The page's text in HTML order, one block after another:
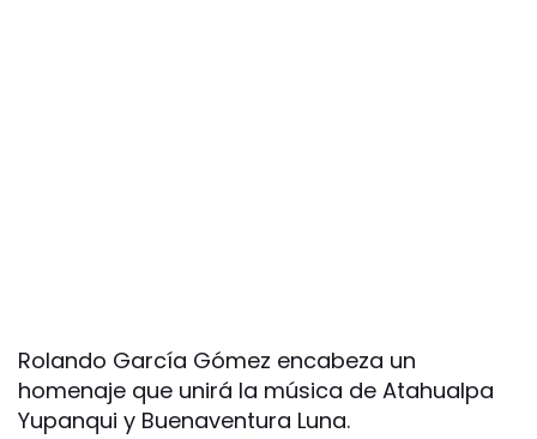
Rolando García Gómez encabeza un
homenaje que unirá la música de Atahualpa
Yupanqui y Buenaventura Luna.